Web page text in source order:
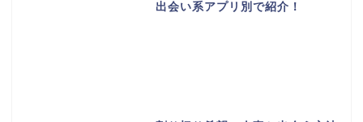
出会い系アプリ別で紹介！